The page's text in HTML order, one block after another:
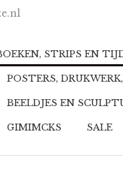
STRIPS EN
POSTERS,
BEELDJES EN
GIMIMCKS SALE